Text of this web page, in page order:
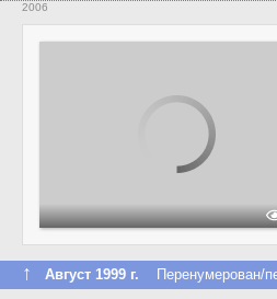
2006
↑ Август 1999 г. Перенумерован/